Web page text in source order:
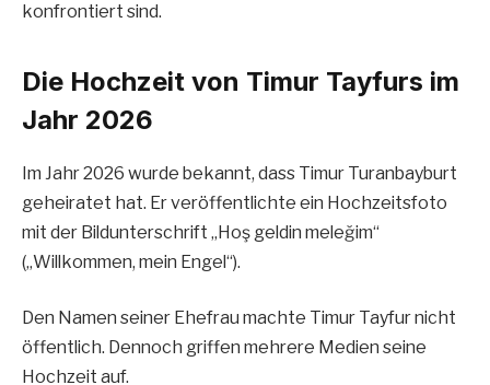
konfrontiert sind.
Die Hochzeit von Timur Tayfurs im
Jahr 2026
Im Jahr 2026 wurde bekannt, dass Timur Turanbayburt
geheiratet hat. Er veröffentlichte ein Hochzeitsfoto
mit der Bildunterschrift „Hoş geldin meleğim“
(„Willkommen, mein Engel“).
Den Namen seiner Ehefrau machte Timur Tayfur nicht
öffentlich. Dennoch griffen mehrere Medien seine
Hochzeit auf.